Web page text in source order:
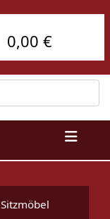
0,00 €
Sitzmöbel